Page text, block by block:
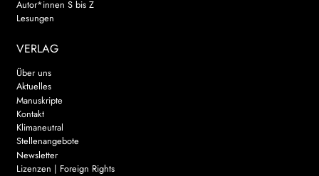
Autor*innen S bis Z
Lesungen
VERLAG
Über uns
Aktuelles
Manuskripte
Kontakt
Klimaneutral
Stellenangebote
Newsletter
Lizenzen | Foreign Rights